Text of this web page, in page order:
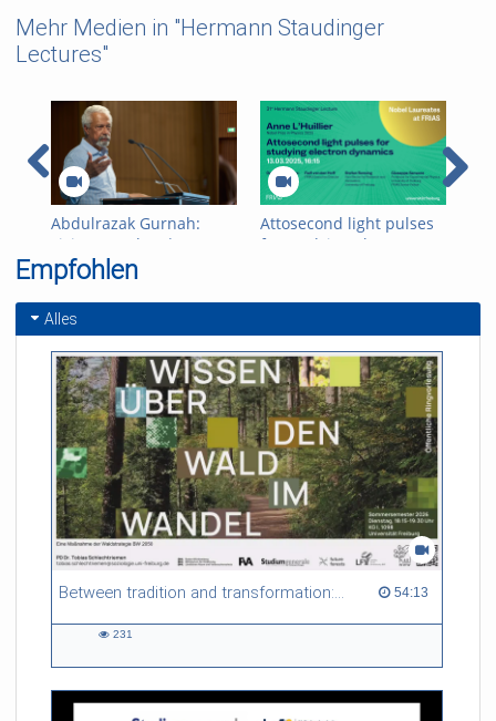
Mehr Medien in "Hermann Staudinger
Lectures"
Abdulrazak Gurnah:
Living together | 32.
Hermann Staudinger
Lecture
Attosecond light pulses
for studying electron
Empfohlen
Alles
Between tradition and transformation: how owners, advisers and institutions co-create knowledge for resilient forests in Europe 54:13
54:13 duration
231